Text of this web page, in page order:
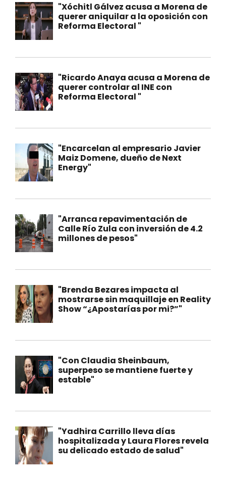
"Xóchitl Gálvez acusa a Morena de
querer aniquilar a la oposición con
Reforma Electoral "
"Ricardo Anaya acusa a Morena de
querer controlar al INE con
Reforma Electoral "
"Encarcelan al empresario Javier
Maiz Domene, dueño de Next
Energy"
"Arranca repavimentación de
Calle Río Zula con inversión de 4.2
millones de pesos"
"Brenda Bezares impacta al
mostrarse sin maquillaje en Reality
Show “¿Apostarías por mi?”"
"Con Claudia Sheinbaum,
superpeso se mantiene fuerte y
estable"
"Yadhira Carrillo lleva días
hospitalizada y Laura Flores revela
su delicado estado de salud"